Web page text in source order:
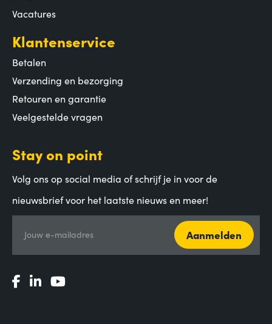
Vacatures
Klantenservice
Betalen
Verzending en bezorging
Retouren en garantie
Veelgestelde vragen
Stay on point
Volg ons op social media of schrijf je in voor de
nieuwsbrief voor het laatste nieuws en meer!
Jouw e-mailadres Aanmelden